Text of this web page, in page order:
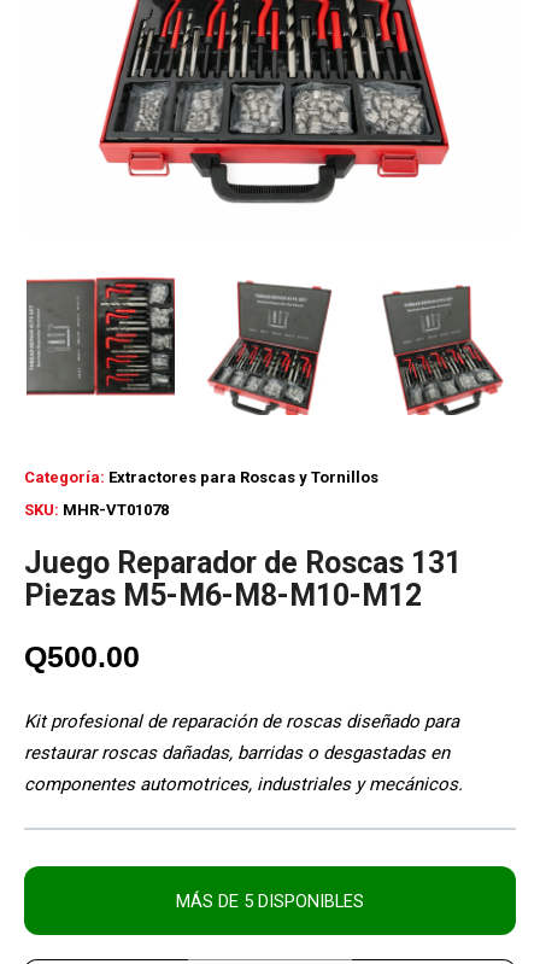
SKU: MHR-VT01078
Categoría: Extractores para Roscas y Tornillos
Juego Reparador de Roscas 131
Piezas M5-M6-M8-M10-M12
Q500.00
Kit profesional de reparación de roscas diseñado para
restaurar roscas dañadas, barridas o desgastadas en
componentes automotrices, industriales y mecánicos.
MÁS DE 5 DISPONIBLES